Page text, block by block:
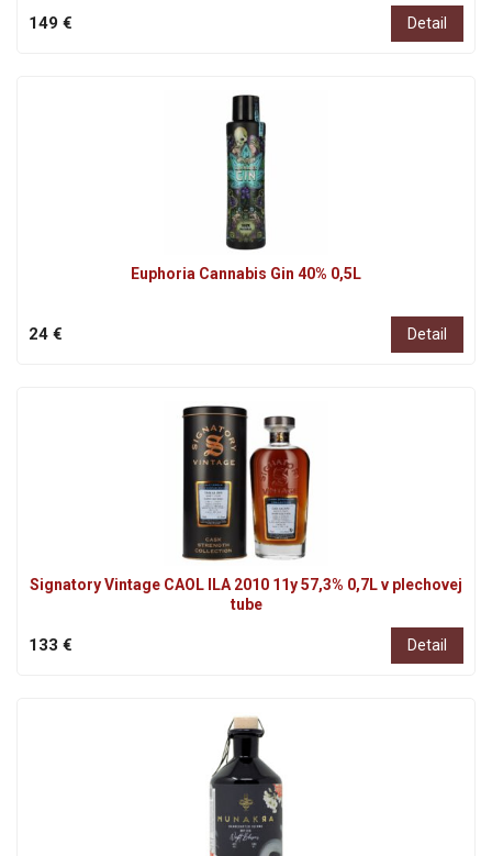
149 € Detail
Euphoria Cannabis Gin 40% 0,5L
24 € Detail
Signatory Vintage CAOL ILA 2010 11y 57,3% 0,7L v plechovej
tube
133 € Detail